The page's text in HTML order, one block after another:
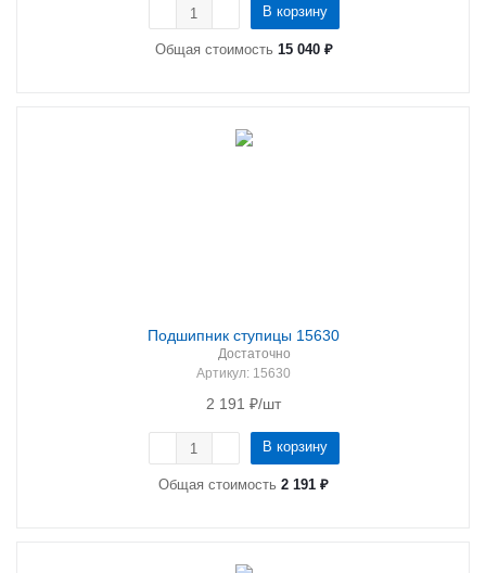
В корзину
Общая стоимость 15 040 ₽
Подшипник ступицы 15630
Достаточно
Артикул: 15630
2 191 ₽/шт
В корзину
Общая стоимость 2 191 ₽